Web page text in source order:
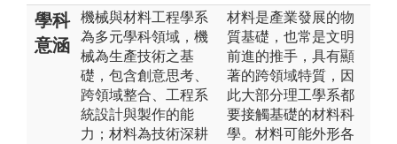
學科
意涵
機械與材料工程學系
為多元學科領域，機
械為生產技術之基
礎，包含創意思考、
跨領域整合、工程系
統設計與製作的能
力；材料為技術深耕
材料是產業發展的物
質基礎，也常是文明
前進的推手，具有顯
著的跨領域特質，因
此大部分理工學系都
要接觸基礎的材料科
學。材料可能外形各